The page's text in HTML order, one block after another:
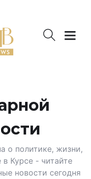
о политике, жизни,
Курсе - читайте
новости сегодня